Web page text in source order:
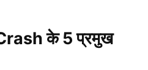
के 5 प्रमुख